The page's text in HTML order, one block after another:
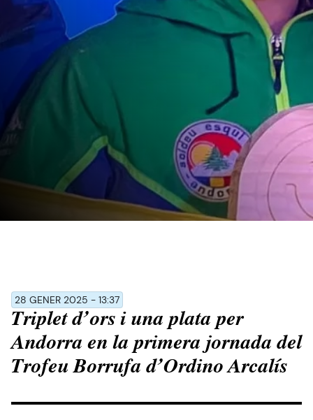
28 GENER 2025 - 13:37
Triplet d’ors i una plata per
Andorra en la primera jornada del
Trofeu Borrufa d’Ordino Arcalís